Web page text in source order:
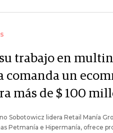
trabajo en
comanda un
más de $ 100
Sobotowicz lidera Retail Manía
Petmanía e Hipermanía, ofrece